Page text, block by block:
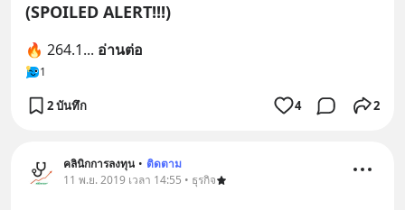
(SPOILED ALERT!!!)
🔥 264.1... อ่านต่อ
1
2 บันทึก 4 2
คลินิกการลงทุน • ติดตาม
11 พ.ย. 2019 เวลา 14:55 • ธุรกิจ